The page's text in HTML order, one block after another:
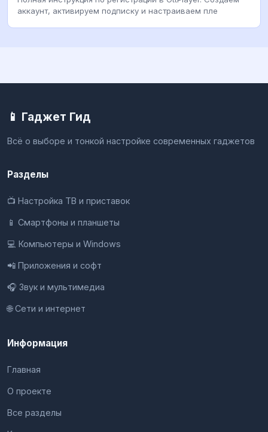
аккаунт, активируем подписку и настраиваем пле
📱 Гаджет Гид
Всё о выборе и тонкой настройке современных гаджетов
Разделы
📺 Настройка ТВ и приставок
📱 Смартфоны и планшеты
💻 Компьютеры и Windows
📲 Приложения и софт
🎧 Звук и мультимедиа
🌐 Сети и интернет
Информация
Главная
О проекте
Все разделы